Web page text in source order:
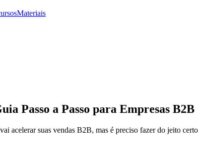
Materiais
Passo a Passo para Empresas B2B
acelerar suas vendas B2B, mas é preciso fazer do jeito